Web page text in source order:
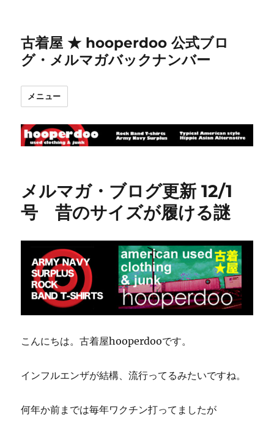
古着屋 ★ hooperdoo 公式ブロ
グ・メルマガバックナンバー
メニュー
メルマガ・ブログ更新 12/1
号 昔のサイズが履ける謎
こんにちは。古着屋hooperdooです。
インフルエンザが結構、流行ってるみたいですね。
何年か前までは毎年ワクチン打ってましたが